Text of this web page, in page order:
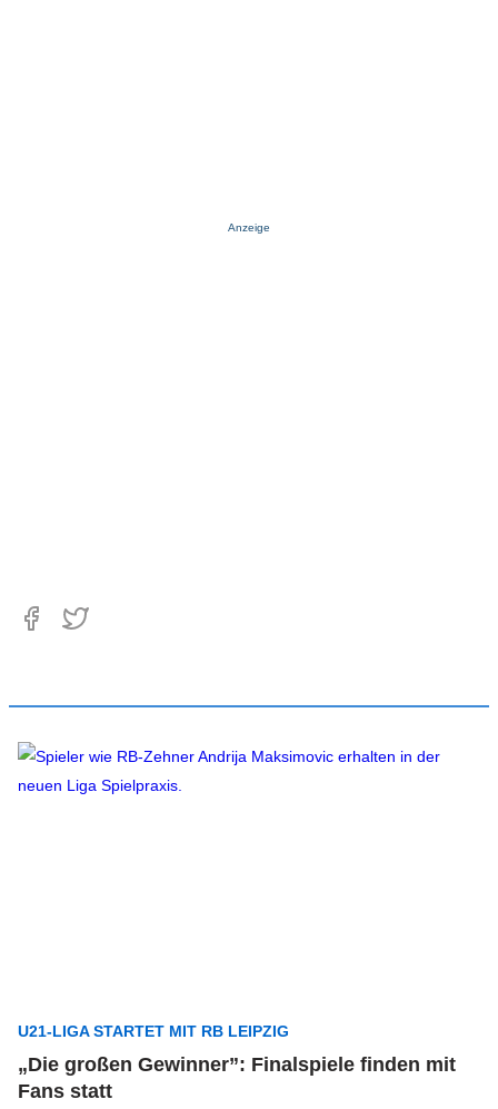
Anzeige
U21-LIGA STARTET MIT RB LEIPZIG
„Die großen Gewinner”: Finalspiele finden mit
Fans statt